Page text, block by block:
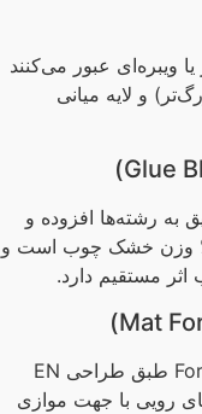
عبور می‌کنند
و لایه میانی
رشته‌ها افزوده و
می‌شود. حجم رزین معمولاً 3–6% وزن خشک چوب است و
مستقیم دارد.
رشته‌های چسب‌زده در دستگاه Forming Line طبق طراحی EN
رویی با جهت موازی